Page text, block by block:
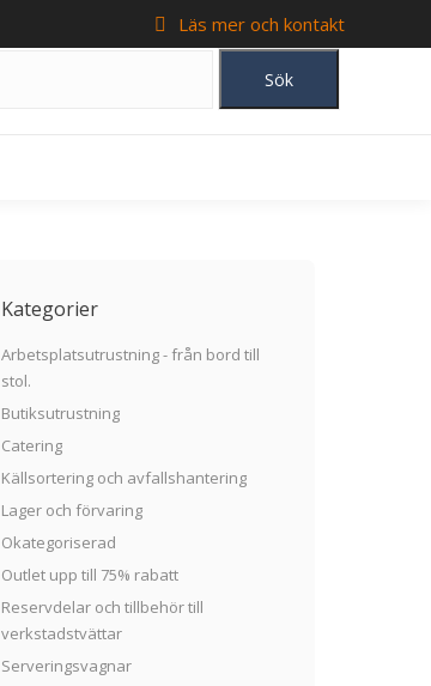
Läs mer och kontakt
Kategorier
Arbetsplatsutrustning - från bord till
stol.
Butiksutrustning
Catering
Källsortering och avfallshantering
Lager och förvaring
Okategoriserad
Outlet upp till 75% rabatt
Reservdelar och tillbehör till
verkstadstvättar
Serveringsvagnar